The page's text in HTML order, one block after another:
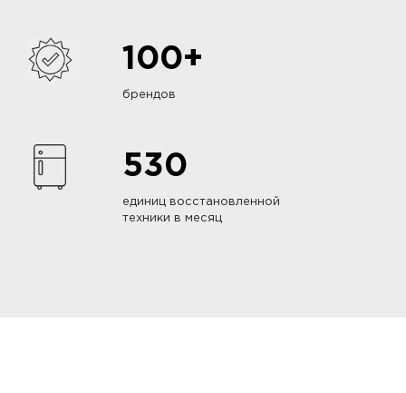
100+
брендов
530
единиц восстановленной
техники в месяц